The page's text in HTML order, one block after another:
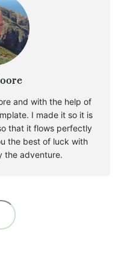
and with the help of
I made it so it is
that it flows perfectly
the best of luck with
the adventure.